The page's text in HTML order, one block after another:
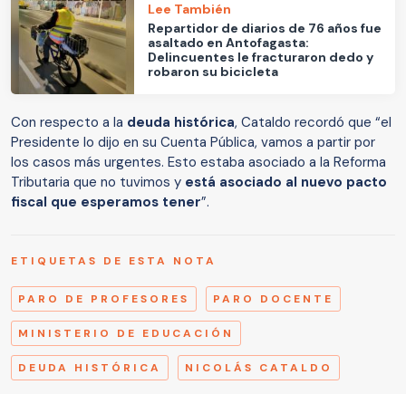
Lee También
Repartidor de diarios de 76 años fue
asaltado en Antofagasta:
Delincuentes le fracturaron dedo y
robaron su bicicleta
Con respecto a la deuda histórica, Cataldo recordó que “el
Presidente lo dijo en su Cuenta Pública, vamos a partir por
los casos más urgentes. Esto estaba asociado a la Reforma
Tributaria que no tuvimos y está asociado al nuevo pacto
fiscal que esperamos tener”.
ETIQUETAS DE ESTA NOTA
PARO DE PROFESORES PARO DOCENTE
MINISTERIO DE EDUCACIÓN
DEUDA HISTÓRICA NICOLÁS CATALDO